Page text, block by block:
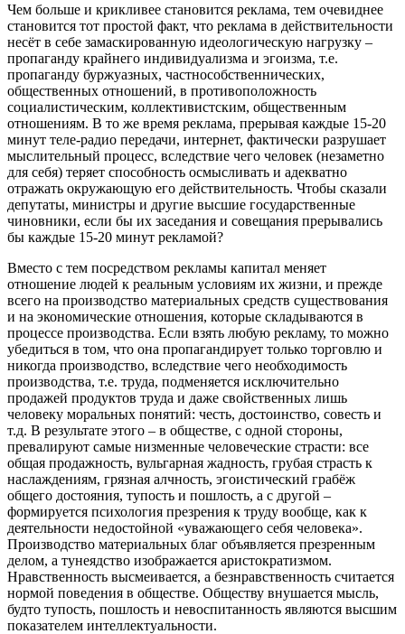
Чем больше и крикливее становится реклама, тем очевиднее
становится тот простой факт, что реклама в действительности
несёт в себе замаскированную идеологическую нагрузку –
пропаганду крайнего индивидуализма и эгоизма, т.е.
пропаганду буржуазных, частнособственнических,
общественных отношений, в противоположность
социалистическим, коллективистским, общественным
отношениям. В то же время реклама, прерывая каждые 15-20
минут теле-радио передачи, интернет, фактически разрушает
мыслительный процесс, вследствие чего человек (незаметно
для себя) теряет способность осмысливать и адекватно
отражать окружающую его действительность. Чтобы сказали
депутаты, министры и другие высшие государственные
чиновники, если бы их заседания и совещания прерывались
бы каждые 15-20 минут рекламой?
Вместо с тем посредством рекламы капитал меняет
отношение людей к реальным условиям их жизни, и прежде
всего на производство материальных средств существования
и на экономические отношения, которые складываются в
процессе производства. Если взять любую рекламу, то можно
убедиться в том, что она пропагандирует только торговлю и
никогда производство, вследствие чего необходимость
производства, т.е. труда, подменяется исключительно
продажей продуктов труда и даже свойственных лишь
человеку моральных понятий: честь, достоинство, совесть и
т.д. В результате этого – в обществе, с одной стороны,
превалируют самые низменные человеческие страсти: все
общая продажность, вульгарная жадность, грубая страсть к
наслаждениям, грязная алчность, эгоистический грабёж
общего достояния, тупость и пошлость, а с другой –
формируется психология презрения к труду вообще, как к
деятельности недостойной «уважающего себя человека».
Производство материальных благ объявляется презренным
делом, а тунеядство изображается аристократизмом.
Нравственность высмеивается, а безнравственность считается
нормой поведения в обществе. Обществу внушается мысль,
будто тупость, пошлость и невоспитанность являются высшим
показателем интеллектуальности.